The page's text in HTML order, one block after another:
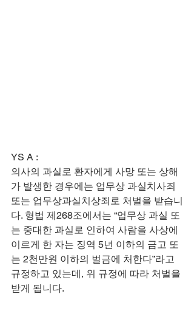
​YS A :
​의사의 과실로 환자에게 사망 또는 상해
가 발생한 경우에는 업무상 과실치사죄
또는 업무상과실치상죄로 처벌을 받습니
다. 형법 제268조에서는 “업무상 과실 또
는 중대한 과실로 인하여 사람을 사상에
이르게 한 자는 징역 5년 이하의 금고 또
는 2천만원 이하의 벌금에 처한다”라고
규정하고 있는데, 위 규정에 따라 처벌을
받게 됩니다.